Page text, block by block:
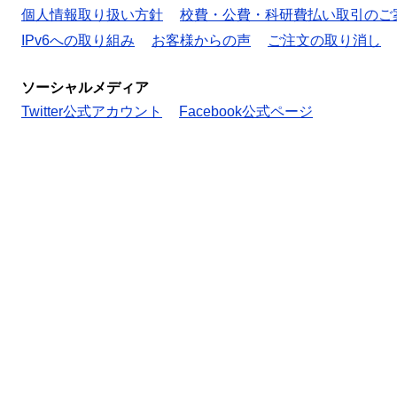
個人情報取り扱い方針
校費・公費・科研費払い取引のご
IPv6への取り組み
お客様からの声 ご注文の取り消し
ソーシャルメディア
Twitter公式アカウント
Facebook公式ページ